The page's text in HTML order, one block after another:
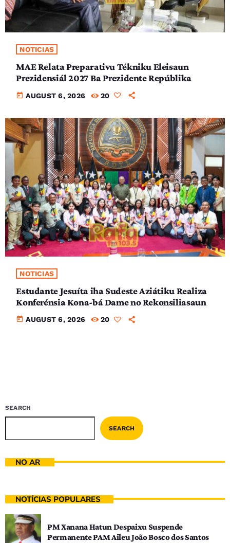
NOTICIAS
MAE Relata Preparativu Tékniku Eleisaun
Prezidensiál 2027 Ba Prezidente Repúblika
today AUGUST 6, 2026 20
NOTICIAS
Estudante Jesuíta iha Sudeste Aziátiku Realiza
Konferénsia Kona-bá Dame no Rekonsiliasaun
today AUGUST 6, 2026 20
SEARCH
SEARCH
NO AR
NOTÍCIAS POPULARES
PM Xanana Hatun Despaixu Suspende
Permanente PAM Aileu João Bosco dos Santos